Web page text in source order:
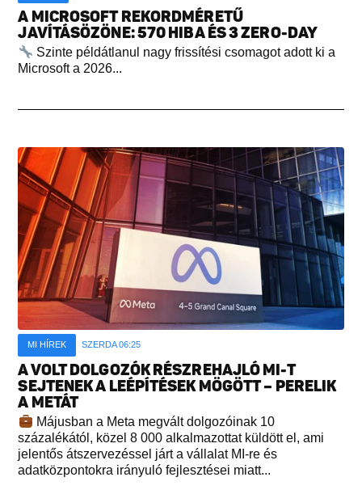
A MICROSOFT REKORDMÉRETŰ
JAVÍTÁSÖZÖNE: 570 HIBA ÉS 3 ZERO-DAY
Szinte példátlanul nagy frissítési csomagot adott ki a
Microsoft a 2026...
MI HÍREK SZERDA 06:25
A VOLT DOLGOZÓK RÉSZREHAJLÓ MI-T
SEJTENEK A LEÉPÍTÉSEK MÖGÖTT – PERELIK
A METÁT
Májusban a Meta megvált dolgozóinak 10
százalékától, közel 8 000 alkalmazottat küldött el, ami
jelentős átszervezéssel járt a vállalat MI-re és
adatközpontokra irányuló fejlesztései miatt...